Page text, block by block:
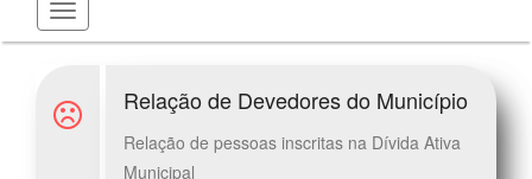
Toggle
navigation
Relação de Devedores do Município
Relação de pessoas inscritas na Dívida Ativa
Municipal